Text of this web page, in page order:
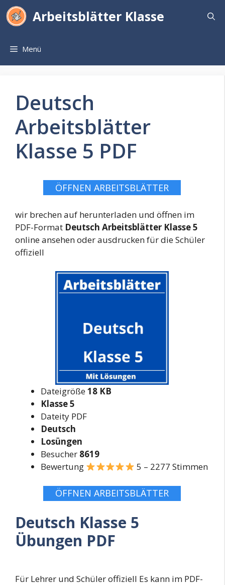
Zum
Inhalt
Arbeitsblätter Klasse
Menü
Deutsch
Arbeitsblätter
Klasse 5 PDF
ÖFFNEN ARBEITSBLÄTTER
wir brechen auf herunterladen und öffnen im
PDF-Format Deutsch Arbeitsblätter Klasse 5
online ansehen oder ausdrucken für die Schüler
offiziell
Dateigröße18 KB
Klasse 5
Dateity PDF
Deutsch
Losüngen
Besucher 8619
Bewertung
5 – 2277 Stimmen
ÖFFNEN ARBEITSBLÄTTER
Deutsch Klasse 5
Übungen PDF
Für Lehrer und Schüler offiziell Es kann im PDF-